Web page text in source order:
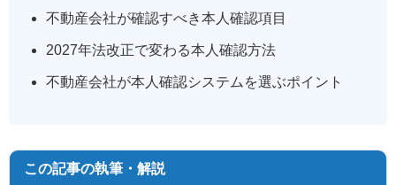
不動産会社が確認すべき本人確認項目
2027年法改正で変わる本人確認方法
不動産会社が本人確認システムを選ぶポイント
この記事の執筆・解説